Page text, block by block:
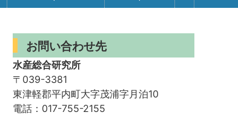
お問い合わせ先
水産総合研究所
〒039-3381
東津軽郡平内町大字茂浦字月泊10
電話：017-755-2155